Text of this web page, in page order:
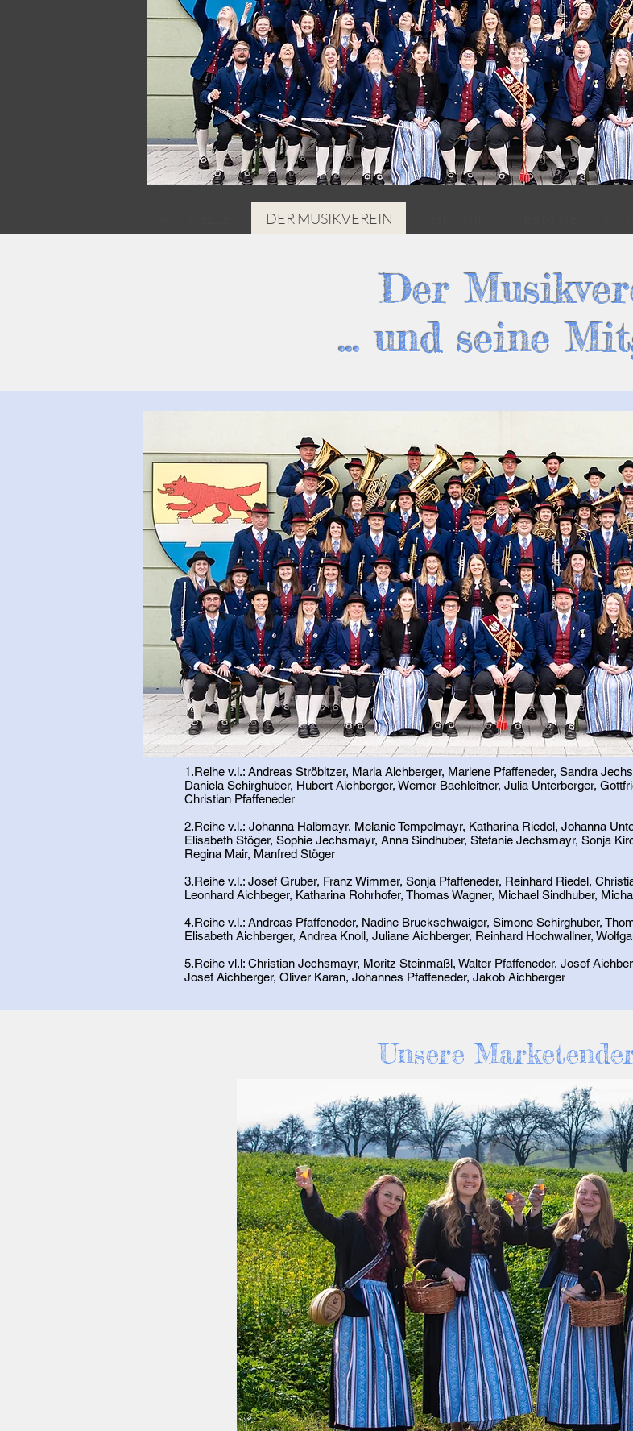
DER MUSIKVEREIN
Der
... und seine
1.Reihe v.l.: Andreas Ströbitzer, Maria Aichberger, Marlene Pfaffeneder, Sandra
Daniela Schirghuber, Hubert Aichberger, Werner Bachleitner, Julia Unterberger,
Christian Pfaffeneder
2.Reihe v.l.: Johanna Halbmayr, Melanie Tempelmayr, Katharina Riedel, Johanna
Elisabeth Stöger, Sophie Jechsmayr, Anna Sindhuber, Stefanie Jechsmayr, Sonja
Regina Mair, Manfred Stöger
3.Reihe v.l.: Josef Gruber, Franz Wimmer, Sonja Pfaffeneder, Reinhard Riedel,
Leonhard Aichbeger, Katharina Rohrhofer, Thomas Wagner, Michael Sindhuber,
4.Reihe v.l.: Andreas Pfaffeneder, Nadine Bruckschwaiger, Simone Schirghuber,
Elisabeth Aichberger, Andrea Knoll, Juliane Aichberger, Reinhard Hochwallner,
5.Reihe vl.l: Christian Jechsmayr, Moritz Steinmaßl, Walter Pfaffeneder, Josef
Josef Aichberger, Oliver Karan, Johannes Pfaffeneder, Jakob Aichberger
Unsere